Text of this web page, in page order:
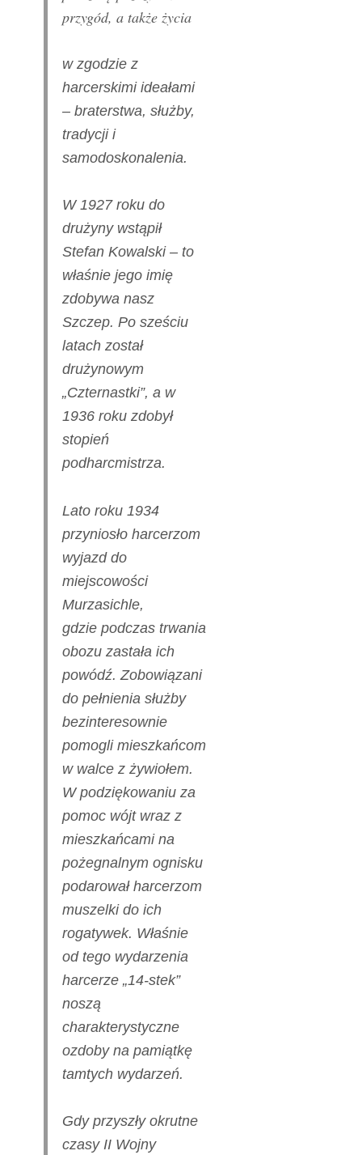
przygód, a także życia
w zgodzie z
harcerskimi ideałami
– braterstwa, służby,
tradycji i
samodoskonalenia.
W 1927 roku do
drużyny wstąpił
Stefan Kowalski – to
właśnie jego imię
zdobywa nasz
Szczep. Po sześciu
latach został
drużynowym
„Czternastki”, a w
1936 roku zdobył
stopień
podharcmistrza.
Lato roku 1934
przyniosło harcerzom
wyjazd do
miejscowości
Murzasichle,
gdzie podczas trwania
obozu zastała ich
powódź. Zobowiązani
do pełnienia służby
bezinteresownie
pomogli mieszkańcom
w walce z żywiołem.
W podziękowaniu za
pomoc wójt wraz z
mieszkańcami na
pożegnalnym ognisku
podarował harcerzom
muszelki do ich
rogatywek. Właśnie
od tego wydarzenia
harcerze „14-stek”
noszą
charakterystyczne
ozdoby na pamiątkę
tamtych wydarzeń.
Gdy przyszły okrutne
czasy II Wojny